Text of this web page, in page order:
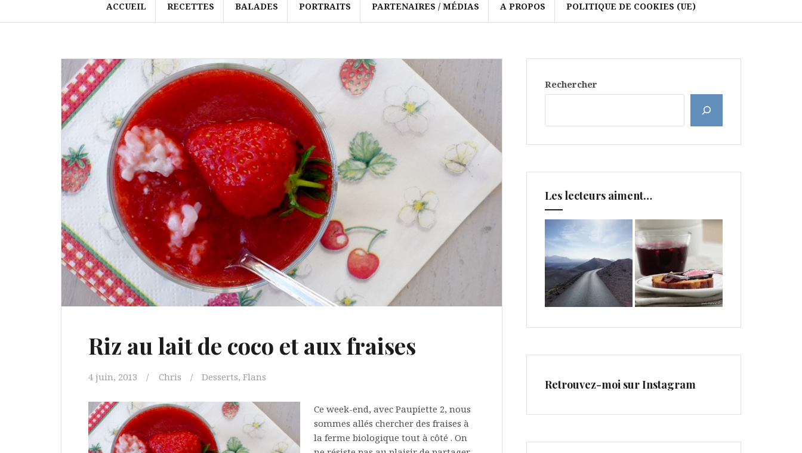
ACCUEIL RECETTES BALADES PORTRAITS PARTENAIRES / MÉDIAS A PROPOS POLITIQUE DE COOKIES (UE)
Riz au lait de coco et aux fraises
4 juin, 2013 Chris Desserts, Flans
Ce week-end, avec Paupiette 2, nous
sommes allés chercher des fraises à
la ferme biologique tout à côté . On
Rechercher
Les lecteurs aiment…
Retrouvez-moi sur Instagram